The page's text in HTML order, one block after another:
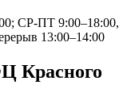
СР-ПТ 9:00–18:00,
13:00–14:00
Красного